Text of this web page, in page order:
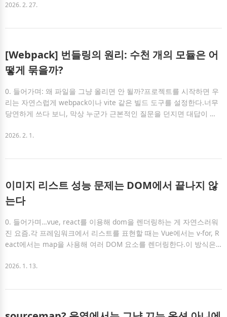
unkGraph 생성어떤 모듈을 어떤 청크로 묶을지 결정한다.3. 최종 산
성된다.결과는 이런 형태다.dist/ ├─ main.js ├─ runtime.js (설정에
🤔 그런데 여기서 의문 하나!이렇게 나눠진 청크는 브라우저에서 ..
2026. 2. 27.
[Webpack] 번들링의 원리: 수천 개의 모듈은 어
떻게 묶을까?
0. 들어가며: 왜 파일을 그냥 올리면 안 될까?프로젝트를 시작하면 우
리는 자연스럽게 webpack이나 vite 같은 빌드 도구를 설정한다.너무
당연하게 쓰다 보니, 막상 누군가 근본적인 질문을 던지면 대답이 애
‘번들링’을 거쳐야 하나요?”이번 시간에는 webpack의 수 많은 기능 중
서 webpack의 번들링이 “왜 필요하고” → “내부에서 어떻게 작동하
1. webpack은 브라우저가 모르는 모듈 시스템(import/require)을 이
해시켜준다.2. webpack은 의존성 그래프를..
2026. 2. 1.
이미지 리스트 성능 문제는 DOM에서 끝나지 않
는다
0. 들어가며…vue, react를 이용해 dom을 렌더링하는 게 자연스러워
진 요즘.각 프레임워크에서 리스트를 표현할 때는 Vue에서는 v-for, R
eact에서는 map을 사용해 여러 DOM 요소를 렌더링한다.이 방식은
만들 수 있다.하지만 이 단순한 방식이 언제나 좋은 선택은 아니다.D
데이터 개수가 100개 미만이고노출되는 리스트 DOM이 많지 않으며
링 방식이 성능 리스크로 이어질 가능성은 크지 않다.하지만 리스트 D
2026. 1. 13.